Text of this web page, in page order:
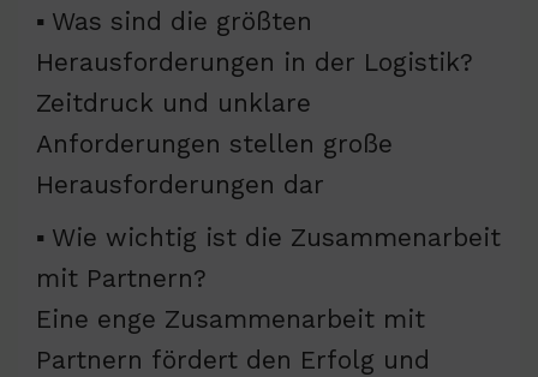
▪ Was sind die größten
Herausforderungen in der Logistik?
Zeitdruck und unklare
Anforderungen stellen große
Herausforderungen dar
▪ Wie wichtig ist die Zusammenarbeit
mit Partnern?
Eine enge Zusammenarbeit mit
Partnern fördert den Erfolg und